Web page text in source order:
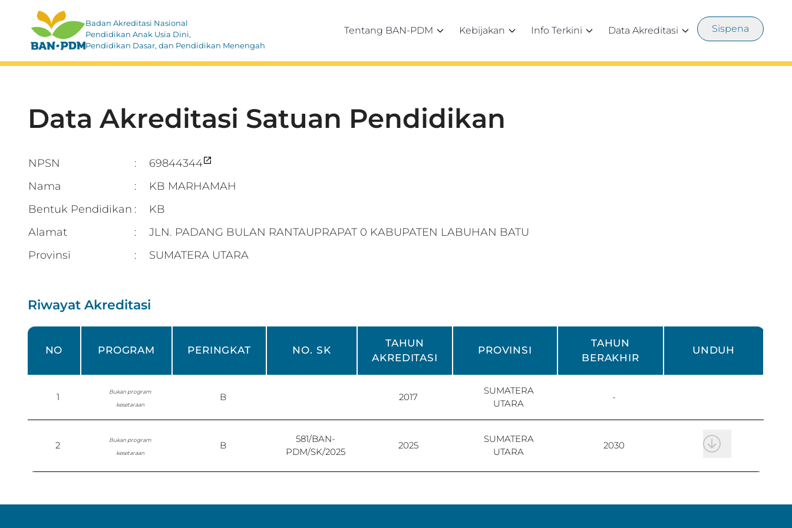
Badan Akreditasi Nasional
Pendidikan Anak Usia Dini,
Pendidikan Dasar, dan Pendidikan Menengah
Tentang BAN-PDM Kebijakan Info Terkini Data Akreditasi Sispena
Data Akreditasi Satuan Pendidikan
NPSN :
69844344
Nama
:
KB MARHAMAH
Bentuk Pendidikan :
KB
Alamat
:
JLN. PADANG BULAN RANTAUPRAPAT 0 KABUPATEN LABUHAN BATU
Provinsi
: SUMATERA UTARA
Riwayat Akreditasi
NO PROGRAM PERINGKAT NO. SK
TAHUN
AKREDITASI
PROVINSI
TAHUN
BERAKHIR
UNDUH
1
Bukan program
kesetaraan
B 2017
SUMATERA
UTARA
-
2
Bukan program
kesetaraan
B
581/BAN-
PDM/SK/2025
2025
SUMATERA
UTARA
2030